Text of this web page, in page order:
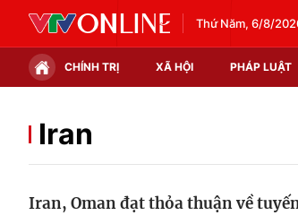
Thứ Năm, 6/8/
CHÍNH TRỊ XÃ HỘI PHÁP LUẬT
Chính trị
Iran
Iran, Oman đạt thỏa thuận về